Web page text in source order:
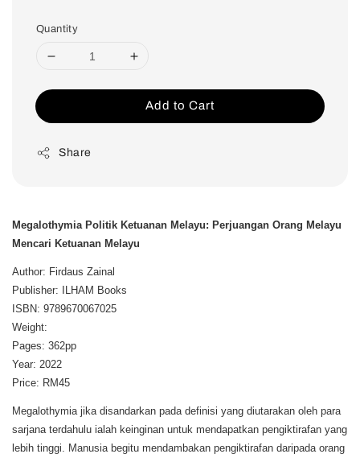
Quantity
Add to Cart
Share
Megalothymia Politik Ketuanan Melayu: Perjuangan Orang Melayu
Mencari Ketuanan Melayu
Author: Firdaus Zainal
Publisher: ILHAM Books
ISBN: 9789670067025
Weight:
Pages: 362pp
Year: 2022
Price: RM45
Megalothymia jika disandarkan pada definisi yang diutarakan oleh para
sarjana terdahulu ialah keinginan untuk mendapatkan pengiktirafan yang
lebih tinggi. Manusia begitu mendambakan pengiktirafan daripada orang